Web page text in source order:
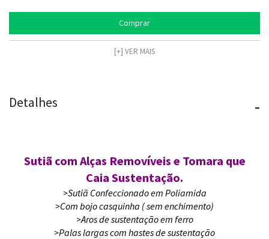
Comprar
[+] VER MAIS
Detalhes -
Sutiã com Alças Removíveis e Tomara que
Caia Sustentação.
>Sutiã Confeccionado em Poliamida
>Com bojo casquinha ( sem enchimento)
>Aros de sustentação em ferro
>Palas largas com hastes de sustentação